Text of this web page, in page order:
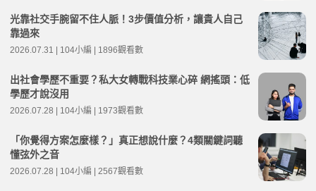
光靠社交手腕留不住人脈！3步價值分析，讓貴人自己
靠過來
2026.07.31 | 104小編 | 1896觀看數
出社會學歷不重要？私大女轉戰科技業心碎 網搖頭：低
學歷才說沒用
2026.07.28 | 104小編 | 1973觀看數
「你覺得方案怎麼樣？」真正想說什麼？4類關鍵詞聽
懂弦外之音
2026.07.28 | 104小編 | 2567觀看數